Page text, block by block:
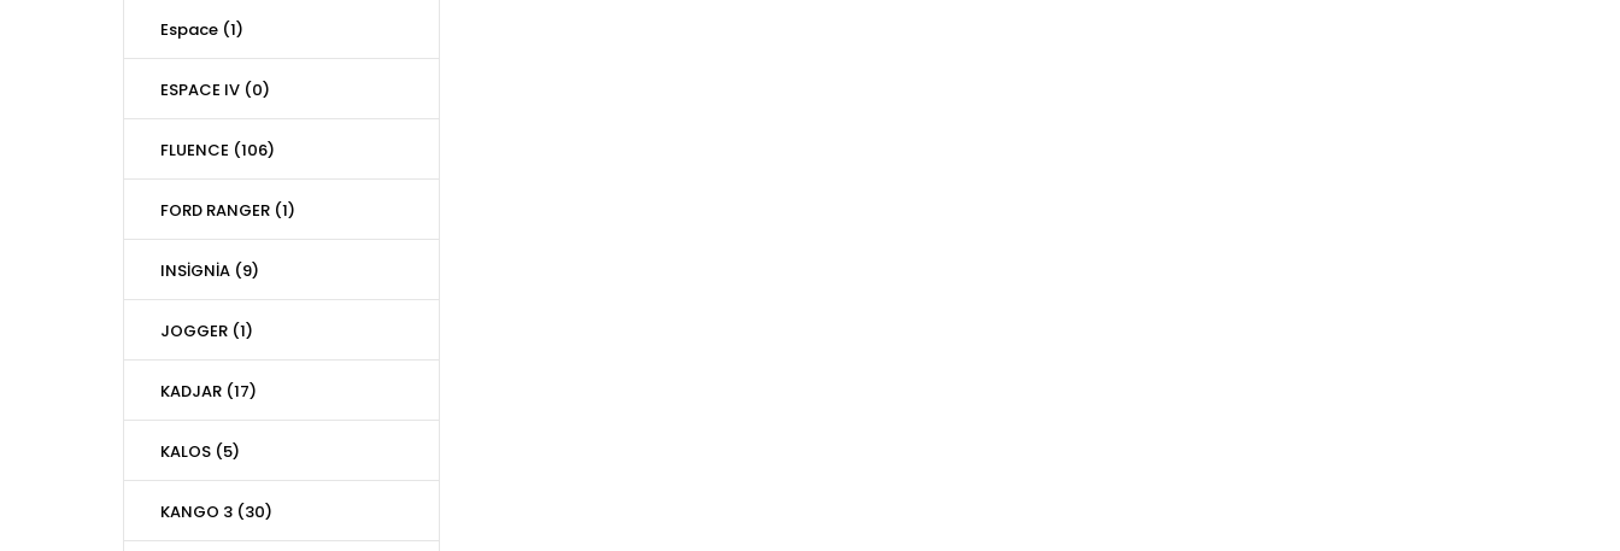
Espace (1)
ESPACE IV (0)
FLUENCE (106)
FORD RANGER (1)
INSİGNİA (9)
JOGGER (1)
KADJAR (17)
KALOS (5)
KANGO 3 (30)